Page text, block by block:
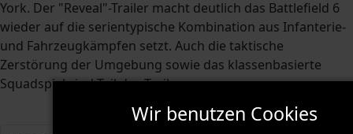
York. Der "Reveal"-Trailer macht deutlich das Battlefield 6
wieder auf die serientypische Kombination aus Infanterie-
und Fahrzeugkämpfen setzt. Auch die taktische
Zerstörung der Umgebung sowie das klassenbasierte
Squadspiel sind Teil des Trailers.
Meine Kommentare Abonnieren
Wir benutzen Cookies